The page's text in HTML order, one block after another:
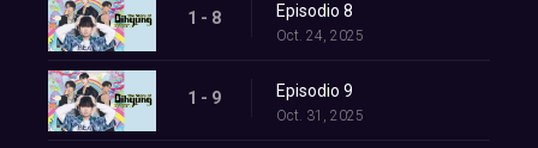
1 - 8 Episodio 8
Oct. 24, 2025
1 - 9 Episodio 9
Oct. 31, 2025